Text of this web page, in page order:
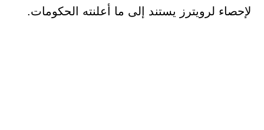
لإحصاء لرويترز يستند إلى ما أعلنته الحكومات.